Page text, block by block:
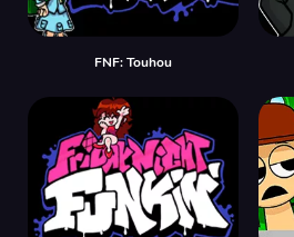
FNF: Touhou